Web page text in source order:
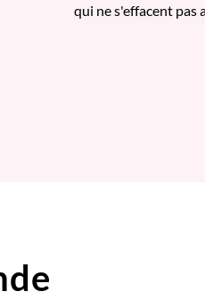
qui ne s'effacent pas